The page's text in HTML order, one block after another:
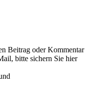
Beitrag oder Kommentar
bitte sichern Sie hier